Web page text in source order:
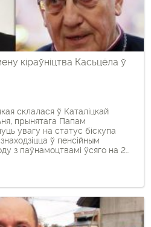
кіраўніцтва Касьцёла ў
склалася ў Каталіцкай
прынятага Папам
увагу на статус біскупа
ў пенсійным
з паўнамоцтвамі ўсяго на 2
sede vacante,
статус часовага […]